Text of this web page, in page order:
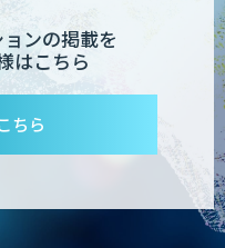
ンの掲載を
はこちら
ちら